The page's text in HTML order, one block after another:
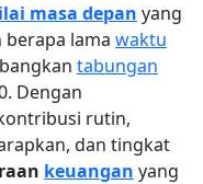
masa depan yang
lama waktu
tabungan
Dengan
rutin,
dan tingkat
keuangan yang